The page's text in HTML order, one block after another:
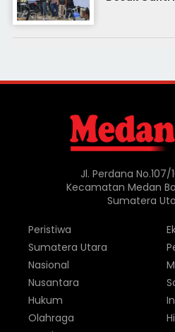
Jl. Perdana No.107/
Kecamatan Medan
Sumatera
Peristiwa
Sumatera Utara
Nasional
Nusantara
Hukum
Olahraga